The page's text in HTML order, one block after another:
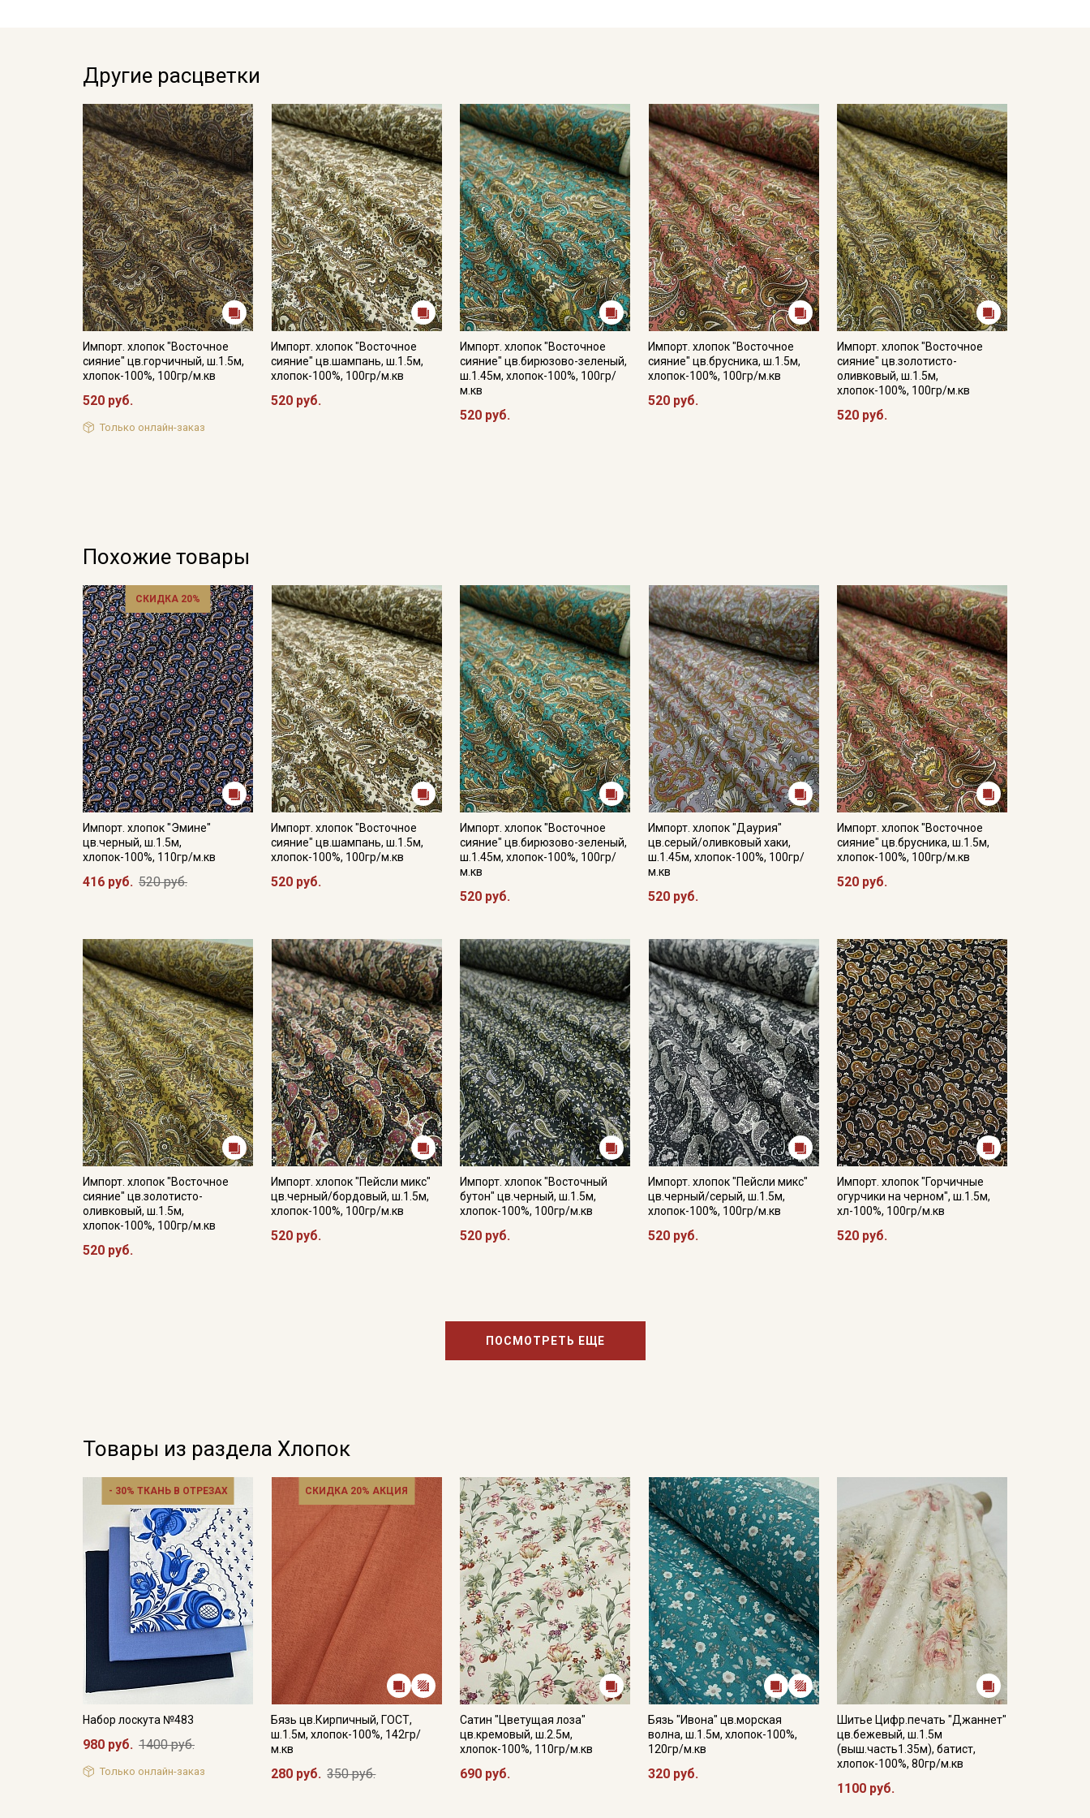
Другие расцветки
Импорт. хлопок "Восточное
сияние" цв.горчичный, ш.1.5м,
хлопок-100%, 100гр/м.кв
520 руб.
Только онлайн-заказ
Импорт. хлопок "Восточное
сияние" цв.шампань, ш.1.5м,
хлопок-100%, 100гр/м.кв
520 руб.
Импорт. хлопок "Восточное
сияние" цв.бирюзово-зеленый,
ш.1.45м, хлопок-100%, 100гр/
м.кв
520 руб.
Импорт. хлопок "Восточное
сияние" цв.брусника, ш.1.5м,
хлопок-100%, 100гр/м.кв
520 руб.
Импорт. хлопок "Восточное
сияние" цв.золотисто-
оливковый, ш.1.5м,
хлопок-100%, 100гр/м.кв
520 руб.
Похожие товары
СКИДКА 20%
Импорт. хлопок "Эмине"
цв.черный, ш.1.5м,
хлопок-100%, 110гр/м.кв
416 руб. 520 руб.
Импорт. хлопок "Восточное
сияние" цв.шампань, ш.1.5м,
хлопок-100%, 100гр/м.кв
520 руб.
Импорт. хлопок "Восточное
сияние" цв.бирюзово-зеленый,
ш.1.45м, хлопок-100%, 100гр/
м.кв
520 руб.
Импорт. хлопок "Даурия"
цв.серый/оливковый хаки,
ш.1.45м, хлопок-100%, 100гр/
м.кв
520 руб.
Импорт. хлопок "Восточное
сияние" цв.брусника, ш.1.5м,
хлопок-100%, 100гр/м.кв
520 руб.
Импорт. хлопок "Восточное
сияние" цв.золотисто-
оливковый, ш.1.5м,
хлопок-100%, 100гр/м.кв
520 руб.
Импорт. хлопок "Пейсли микс"
цв.черный/бордовый, ш.1.5м,
хлопок-100%, 100гр/м.кв
520 руб.
Импорт. хлопок "Восточный
бутон" цв.черный, ш.1.5м,
хлопок-100%, 100гр/м.кв
520 руб.
Импорт. хлопок "Пейсли микс"
цв.черный/серый, ш.1.5м,
хлопок-100%, 100гр/м.кв
520 руб.
Импорт. хлопок "Горчичные
огурчики на черном", ш.1.5м,
хл-100%, 100гр/м.кв
520 руб.
ПОСМОТРЕТЬ ЕЩЕ
Товары из раздела Хлопок
- 30% ТКАНЬ В ОТРЕЗАХ
Набор лоскута №483
980 руб. 1400 руб.
Только онлайн-заказ
СКИДКА 20% АКЦИЯ
Бязь цв.Кирпичный, ГОСТ,
ш.1.5м, хлопок-100%, 142гр/
м.кв
280 руб. 350 руб.
Сатин "Цветущая лоза"
цв.кремовый, ш.2.5м,
хлопок-100%, 110гр/м.кв
690 руб.
Бязь "Ивона" цв.морская
волна, ш.1.5м, хлопок-100%,
120гр/м.кв
320 руб.
Шитье Цифр.печать "Джаннет"
цв.бежевый, ш.1.5м
(выш.часть1.35м), батист,
хлопок-100%, 80гр/м.кв
1100 руб.
Купава
Мы публикуем здесь дополнительные
промокоды и скидки до 30% на узкие
категории тканей
Электронная почта
Подписаться
Ознакомлен(а) сПолитикой обработки персональных
данных
и даюСогласие на обработку персональных
информационных рассылок